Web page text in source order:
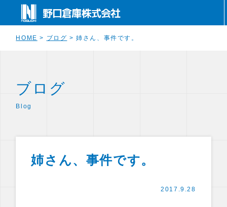
HOME > ブログ >姉さん、事件です。
ブログ
Blog
姉さん、事件です。
2017.9.28